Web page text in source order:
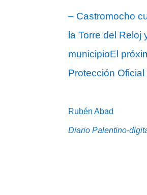
– Castromocho
la Torre del
municipioEl
Protección
Rubén Abad
Diario Palentino-